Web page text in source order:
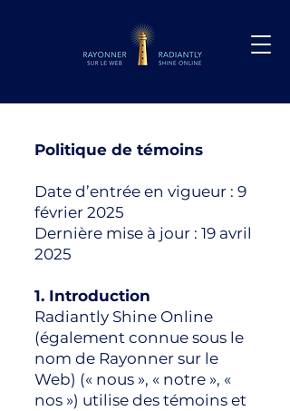
Politique de témoins
Date d’entrée en vigueur : 9
février 2025
Dernière mise à jour : 19 avril
2025
1. Introduction
Radiantly Shine Online
(également connue sous le
nom de Rayonner sur le
Web) (« nous », « notre », «
nos ») utilise des témoins et